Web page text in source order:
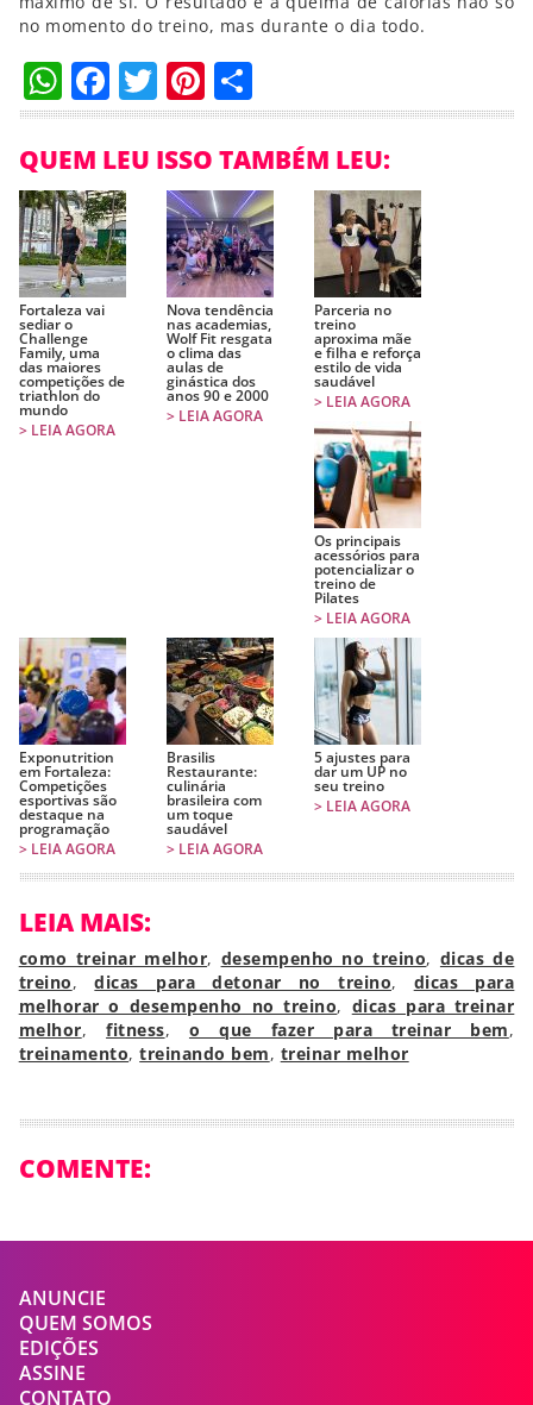
no momento do treino, mas durante o dia todo.
WhatsApp
Facebook
TwitterPinterest
Compartilhar
QUEM LEU ISSO TAMBÉM LEU:
Fortaleza vai
sediar o
Challenge
Family, uma
das maiores
competições de
triathlon do
mundo
> LEIA AGORA
Nova tendência
nas academias,
Wolf Fit resgata
o clima das
aulas de
ginástica dos
anos 90 e 2000
> LEIA AGORA
Parceria no
treino
aproxima mãe
e filha e reforça
estilo de vida
saudável
> LEIA AGORA
Os principais
acessórios para
potencializar o
treino de
Pilates
> LEIA AGORA
Exponutrition
em Fortaleza:
Competições
esportivas são
destaque na
programação
> LEIA AGORA
Brasilis
Restaurante:
culinária
brasileira com
um toque
saudável
> LEIA AGORA
5 ajustes para
dar um UP no
seu treino
> LEIA AGORA
LEIA MAIS:
como treinar melhor, desempenho no treino, dicas de
treino,dicas para detonar no treino, dicas para
melhorar o desempenho no treino, dicas para treinar
melhor,fitness, o que fazer para treinar bem,
treinamento,treinando bem, treinar melhor
COMENTE:
ANUNCIE
QUEM SOMOS
EDIÇÕES
ASSINE
CONTATO